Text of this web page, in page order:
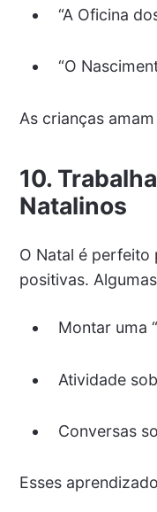
“A Oficina
“O
As crianças
10.
Natalinos
O Natal é
positivas.
Montar uma
Atividade
Conversas
Esses